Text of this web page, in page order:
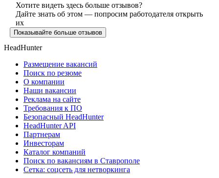
Хотите видеть здесь больше отзывов?
Дайте знать об этом — попросим работодателя открыть
их
Показывайте больше отзывов
HeadHunter
Размещение вакансий
Поиск по резюме
О компании
Наши вакансии
Реклама на сайте
Требования к ПО
Безопасный HeadHunter
HeadHunter API
Партнерам
Инвесторам
Каталог компаний
Поиск по вакансиям в Ставрополе
Сетка: соцсеть для нетворкинга